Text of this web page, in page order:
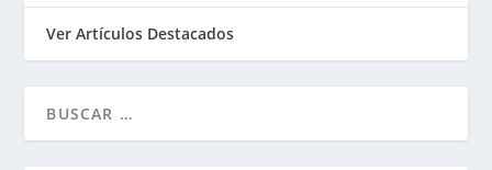
Ver Artículos Destacados